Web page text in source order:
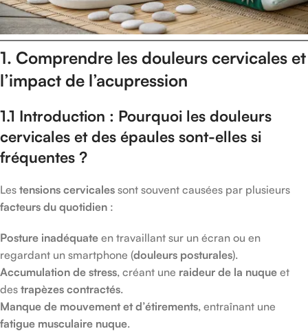
1. Comprendre les douleurs cervicales et
l’impact de l’acupression
1.1 Introduction : Pourquoi les douleurs
cervicales et des épaules sont-elles si
fréquentes ?
Les tensions cervicales sont souvent causées par plusieurs
facteurs du quotidien :
Posture inadéquate en travaillant sur un écran ou en
regardant un smartphone (douleurs posturales).
Accumulation de stress, créant une raideur de la nuque et
des trapèzes contractés.
Manque de mouvement et d’étirements, entraînant une
fatigue musculaire nuque.